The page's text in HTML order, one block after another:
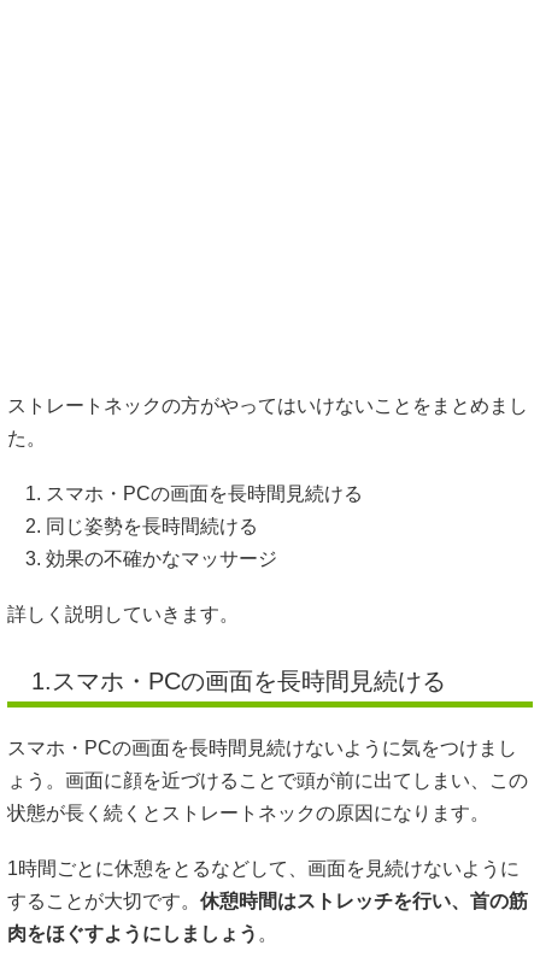
ストレートネックの方がやってはいけないことをまとめまし
た。
スマホ・PCの画面を長時間見続ける
同じ姿勢を長時間続ける
効果の不確かなマッサージ
詳しく説明していきます。
1.スマホ・PCの画面を長時間見続ける
スマホ・PCの画面を長時間見続けないように気をつけまし
ょう。画面に顔を近づけることで頭が前に出てしまい、この
状態が長く続くとストレートネックの原因になります。
1時間ごとに休憩をとるなどして、画面を見続けないように
することが大切です。 休憩時間はストレッチを行い、首の筋
肉をほぐすようにしましょう 。